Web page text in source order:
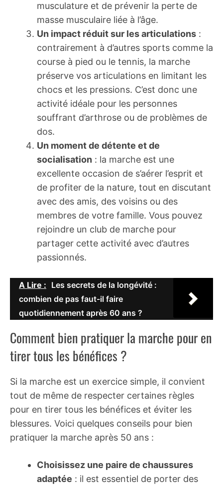
musculature et de prévenir la perte de
masse musculaire liée à l’âge.
Un impact réduit sur les articulations :
contrairement à d’autres sports comme la
course à pied ou le tennis, la marche
préserve vos articulations en limitant les
chocs et les pressions. C’est donc une
activité idéale pour les personnes
souffrant d’arthrose ou de problèmes de
dos.
Un moment de détente et de
socialisation : la marche est une
excellente occasion de s’aérer l’esprit et
de profiter de la nature, tout en discutant
avec des amis, des voisins ou des
membres de votre famille. Vous pouvez
rejoindre un club de marche pour
partager cette activité avec d’autres
passionnés.
A Lire : Les secrets de la longévité :
combien de pas faut-il faire
quotidiennement après 60 ans ?
Comment bien pratiquer la marche pour en
tirer tous les bénéfices ?
Si la marche est un exercice simple, il convient
tout de même de respecter certaines règles
pour en tirer tous les bénéfices et éviter les
blessures. Voici quelques conseils pour bien
pratiquer la marche après 50 ans :
Choisissez une paire de chaussures
adaptée : il est essentiel de porter des